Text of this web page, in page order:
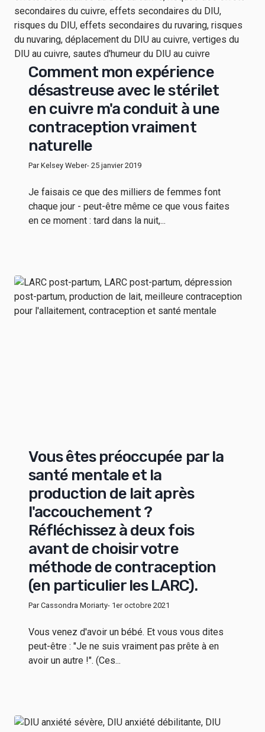
Comment mon expérience
désastreuse avec le stérilet
en cuivre m'a conduit à une
contraception vraiment
naturelle
Par Kelsey Weber- 25 janvier 2019
Je faisais ce que des milliers de femmes font
chaque jour - peut-être même ce que vous faites
en ce moment : tard dans la nuit,...
Vous êtes préoccupée par la
santé mentale et la
production de lait après
l'accouchement ?
Réfléchissez à deux fois
avant de choisir votre
méthode de contraception
(en particulier les LARC).
Par Cassondra Moriarty- 1er octobre 2021
Vous venez d'avoir un bébé. Et vous vous dites
peut-être : "Je ne suis vraiment pas prête à en
avoir un autre !". (Ces...